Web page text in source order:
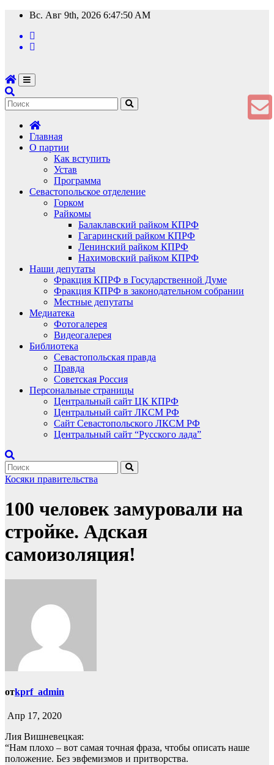
Перейти
содержимому
Вс. Авг 9th, 2026 6:47:50 AM
Главная
О партии
Как вступить
Устав
Программа
Севастопольское отделение
Горком
Райкомы
Балаклавский райком КПРФ
Гагаринский райком КПРФ
Ленинский райком КПРФ
Нахимовский райком КПРФ
Наши депутаты
Фракция КПРФ в Государственной Думе
Фракция КПРФ в законодательном собрании
Местные депутаты
Медиатека
Фотогалерея
Видеогалерея
Библиотека
Севастопольская правда
Правда
Советская Россия
Персональные страницы
Центральный сайт ЦК КПРФ
Центральный сайт ЛКСМ РФ
Сайт Севастопольского ЛКСМ РФ
Центральный сайт “Русского лада”
Косяки правительства
100 человек замуровали на
стройке. Адская
самоизоляция!
отkprf_admin
Апр 17, 2020
Лия Вишневецкая:
“Нам плохо – вот самая точная фраза, чтобы описать наше
положение. Без эвфемизмов и притворства.